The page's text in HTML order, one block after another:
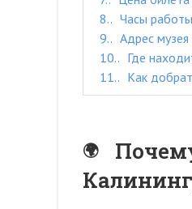
8.
Часы
9.
Адрес музея
10.
Где
11.
Как